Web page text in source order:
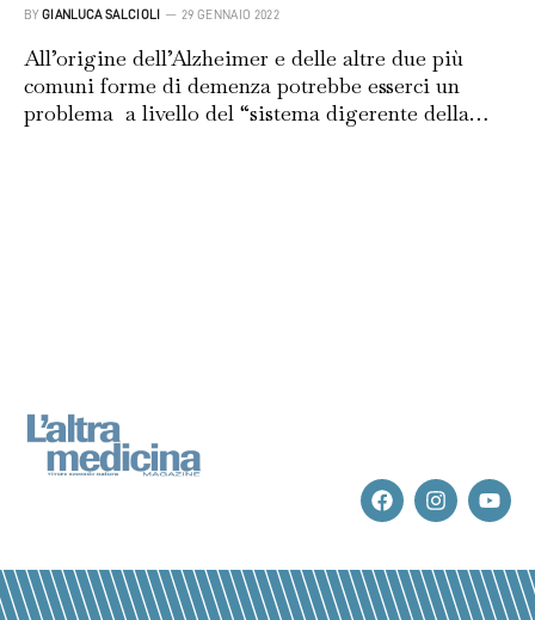
BY GIANLUCA SALCIOLI 29 GENNAIO 2022
All’origine dell’Alzheimer e delle altre due più
comuni forme di demenza potrebbe esserci un
problema a livello del “sistema digerente della…